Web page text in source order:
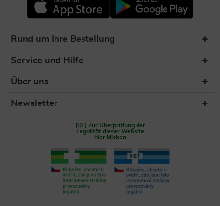
Rund um Ihre Bestellung
Service und Hilfe
Über uns
Newsletter
(DE) Zur Überprüfung der
Legalität dieser Website
hier klicken